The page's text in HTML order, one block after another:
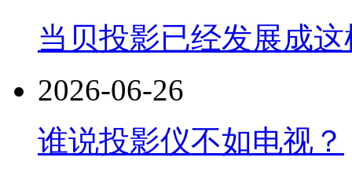
当贝投影已经发展成
2026-06-26
谁说投影仪不如电视？